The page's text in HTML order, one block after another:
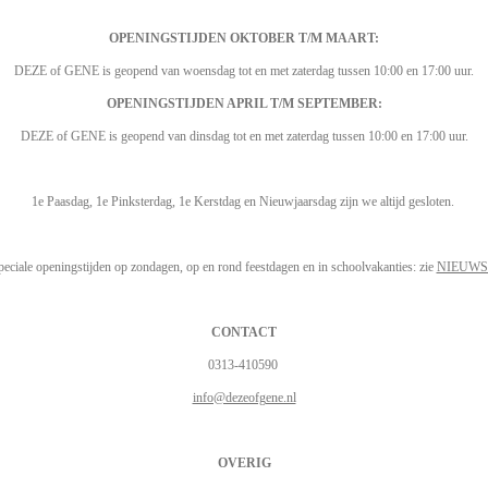
OPENINGSTIJDEN OKTOBER T/M MAART:
DEZE of GENE is geopend van woensdag tot en met zaterdag tussen 10:00 en 17:00 uur.
OPENINGSTIJDEN APRIL T/M SEPTEMBER:
DEZE of GENE is geopend van dinsdag tot en met zaterdag tussen 10:00 en 17:00 uur.
1e Paasdag, 1e Pinksterdag, 1e Kerstdag en Nieuwjaarsdag zijn we altijd gesloten.
openingstijden op zondagen, op en rond feestdagen en in schoolvakanties: zie
CONTACT
0313-410590
info@dezeofgene.nl
OVERIG